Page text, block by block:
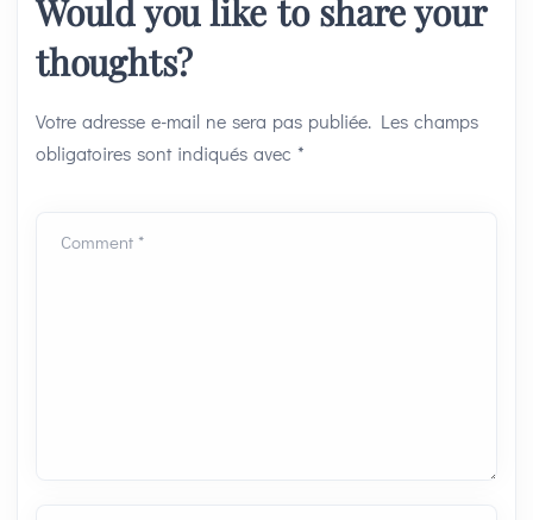
Would you like to share your
thoughts?
Votre adresse e-mail ne sera pas publiée. Les champs
obligatoires sont indiqués avec *
Comment *